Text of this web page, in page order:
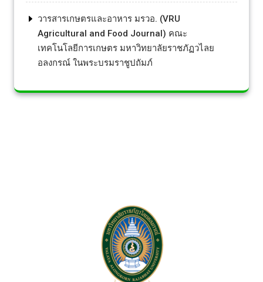
วารสารเกษตรและอาหาร มรวอ. (VRU
Agricultural and Food Journal) คณะ
เทคโนโลยีการเกษตร มหาวิทยาลัยราชภัฏวไลย
อลงกรณ์ ในพระบรมราชูปถัมภ์